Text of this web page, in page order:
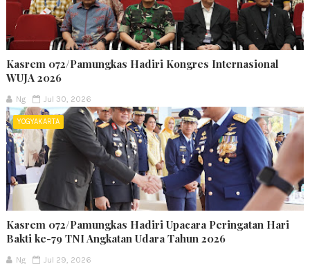
Kasrem 072/Pamungkas Hadiri Kongres Internasional
WUJA 2026
Ng Jul 30, 2026
YOGYAKARTA
Kasrem 072/Pamungkas Hadiri Upacara Peringatan Hari
Bakti ke-79 TNI Angkatan Udara Tahun 2026
Ng Jul 29, 2026